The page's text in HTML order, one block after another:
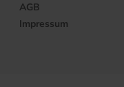
AGB
Impressum